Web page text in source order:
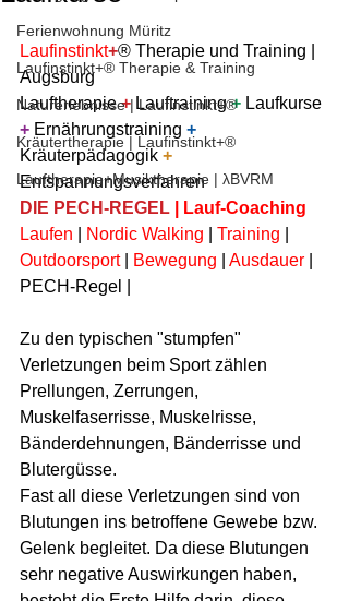
Ferienwohnung Müritz
Laufinstinkt+® Therapie & Training
Naturerlebnisse | Laufinstinkt+®
Kräutertherapie | Laufinstinkt+®
Lauftherapie+Musiktherapie | λBVRM
Laufinstinkt+® Therapie und Training |
Augsburg
Lauftherapie + Lauftraining + Laufkurse
+ Ernährungstraining +
Kräuterpädagogik +
Entspannungsverfahren
DIE PECH-REGEL | Lauf-Coaching
Laufen
Nordic Walking Training
Outdoorsport | Bewegung Ausdauer
PECH-Regel |
Zu den typischen "stumpfen"
Verletzungen beim Sport zählen
Prellungen, Zerrungen,
Muskelfaserrisse, Muskelrisse,
Bänderdehnungen, Bänderrisse und
Blutergüsse.
Fast all diese Verletzungen sind von
Blutungen ins betroffene Gewebe bzw.
Gelenk begleitet. Da diese Blutungen
sehr negative Auswirkungen haben,